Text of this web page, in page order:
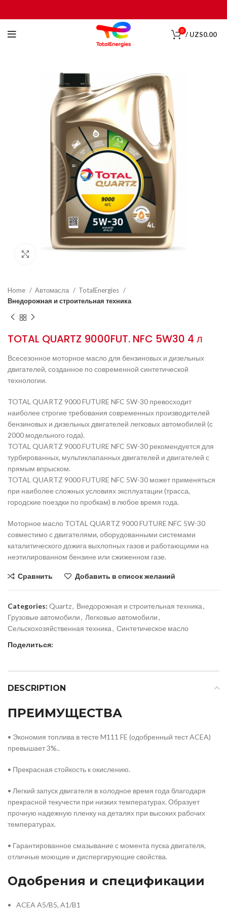
0 / UZS0.00
Нажмите, чтобы увеличить
Home Автомасла
TotalEnergies
Внедорожная и строительная техника
TOTAL QUARTZ 9000FUT. NFC 5W30 4 л
Всесезонное моторное масло для бензиновых и дизельных
двигателей, созданное по современной синтетической
технологии.
TOTAL QUARTZ 9000 FUTURE NFC 5W-30 превосходит
наиболее строгие требования современных производителей
бензиновых и дизельных двигателей легковых автомобилей (с
2000 модельного года).
TOTAL QUARTZ 9000 FUTURE NFC 5W-30 рекомендуется для
турбированных, мультиклапанных двигателей и двигателей с
прямым впрыском.
TOTAL QUARTZ 9000 FUTURE NFC 5W-30 может применяться
при наиболее сложных условиях эксплуатации (трасса,
городские поездки по пробкам) в любое время года.
Моторное масло TOTAL QUARTZ 9000 FUTURE NFC 5W-30
совместимо с двигателями, оборудованными системами
каталитического дожига выхлопных газов и работающими на
неэтилированном бензине или сжиженном газе.
Сравнить Добавить в список желаний
Categories: Quartz, Внедорожная и строительная техника,
Грузовые автомобили, Легковые автомобили,
Сельскохозяйственная техника, Синтетическое масло
Поделиться:
DESCRIPTION
ПРЕИМУЩЕСТВА
• Экономия топлива в тесте M111 FE (одобренный тест ACEA)
превышает 3%..
• Прекрасная стойкость к окислению.
• Легкий запуск двигателя в холодное время года благодаря
прекрасной текучести при низких температурах. Образует
прочную надежную пленку на деталях при высоких рабочих
температурах.
• Гарантированное смазывание с момента пуска двигателя,
отличные моющие и диспергирующие свойства.
Одобрения и спецификации
ACEA A5/B5, A1/B1